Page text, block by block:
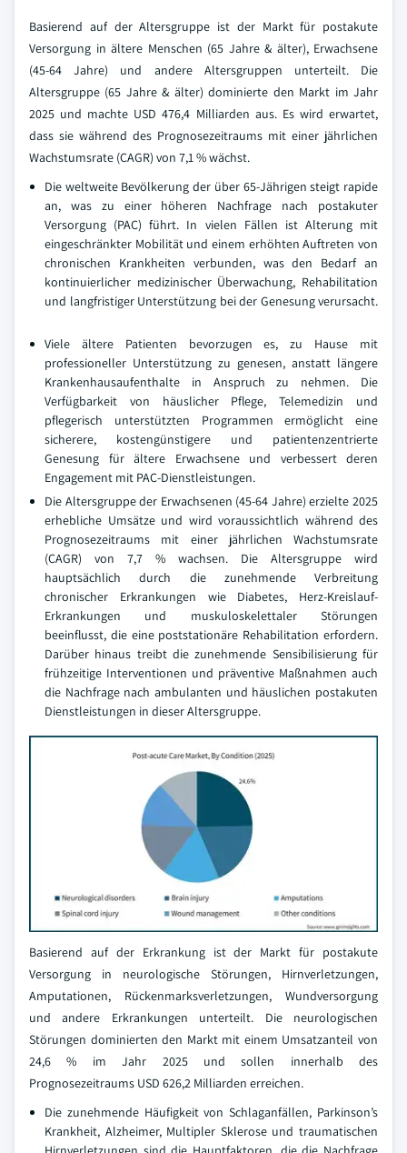
Basierend auf der Altersgruppe ist der Markt für postakute
Versorgung in ältere Menschen (65 Jahre & älter), Erwachsene
(45-64 Jahre) und andere Altersgruppen unterteilt. Die
Altersgruppe (65 Jahre & älter) dominierte den Markt im Jahr
2025 und machte USD 476,4 Milliarden aus. Es wird erwartet,
dass sie während des Prognosezeitraums mit einer jährlichen
Wachstumsrate (CAGR) von 7,1 % wächst.
Die weltweite Bevölkerung der über 65-Jährigen steigt rapide
an, was zu einer höheren Nachfrage nach postakuter
Versorgung (PAC) führt. In vielen Fällen ist Alterung mit
eingeschränkter Mobilität und einem erhöhten Auftreten von
chronischen Krankheiten verbunden, was den Bedarf an
kontinuierlicher medizinischer Überwachung, Rehabilitation
und langfristiger Unterstützung bei der Genesung verursacht.
Viele ältere Patienten bevorzugen es, zu Hause mit
professioneller Unterstützung zu genesen, anstatt längere
Krankenhausaufenthalte in Anspruch zu nehmen. Die
Verfügbarkeit von häuslicher Pflege, Telemedizin und
pflegerisch unterstützten Programmen ermöglicht eine
sicherere, kostengünstigere und patientenzentrierte
Genesung für ältere Erwachsene und verbessert deren
Engagement mit PAC-Dienstleistungen.
Die Altersgruppe der Erwachsenen (45-64 Jahre) erzielte 2025
erhebliche Umsätze und wird voraussichtlich während des
Prognosezeitraums mit einer jährlichen Wachstumsrate
(CAGR) von 7,7 % wachsen. Die Altersgruppe wird
hauptsächlich durch die zunehmende Verbreitung
chronischer Erkrankungen wie Diabetes, Herz-Kreislauf-
Erkrankungen und muskuloskelettaler Störungen
beeinflusst, die eine poststationäre Rehabilitation erfordern.
Darüber hinaus treibt die zunehmende Sensibilisierung für
frühzeitige Interventionen und präventive Maßnahmen auch
die Nachfrage nach ambulanten und häuslichen postakuten
Dienstleistungen in dieser Altersgruppe.
Basierend auf der Erkrankung ist der Markt für postakute
Versorgung in neurologische Störungen, Hirnverletzungen,
Amputationen, Rückenmarksverletzungen, Wundversorgung
und andere Erkrankungen unterteilt. Die neurologischen
Störungen dominierten den Markt mit einem Umsatzanteil von
24,6 % im Jahr 2025 und sollen innerhalb des
Prognosezeitraums USD 626,2 Milliarden erreichen.
Die zunehmende Häufigkeit von Schlaganfällen, Parkinson’s
Krankheit, Alzheimer, Multipler Sklerose und traumatischen